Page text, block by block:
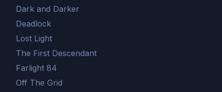
Dark and Darker
Deadlock
Lost Light
The First Descendant
Farlight 84
Off The Grid